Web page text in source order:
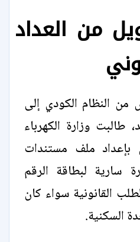
من العداد
من النظام الكودي إلى
طالبت وزارة الكهرباء
بإعداد ملف مستندات
لبطاقة الرقم
القانونية سواء كان
السكنية.